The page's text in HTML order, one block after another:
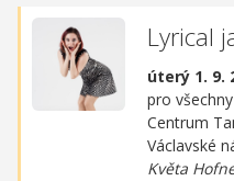
Lyrical
úterý 1. 9.
pro všechny
Centrum
Václavské
Květa